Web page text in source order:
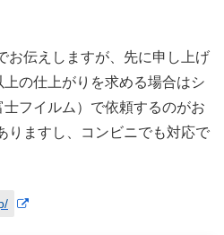
お伝えしますが、先に申し上げ
の仕上がりを求める場合はシ
フイルム）で依頼するのがお
りますし、コンビニでも対応で